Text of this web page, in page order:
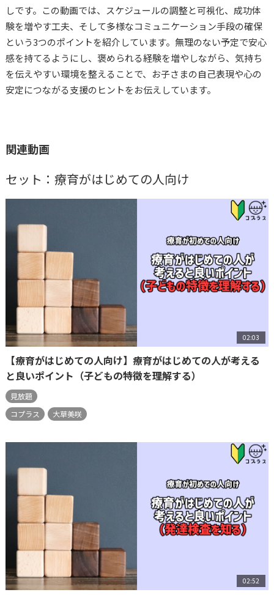
おすすめ動画
コプラス 大草美咲
しです。この動画では、スケジュールの調整と可視化、成功体
験を増やす工夫、そして多様なコミュニケーション手段の確保
という3つのポイントを紹介しています。無理のない予定で安心
感を持てるようにし、褒められる経験を増やしながら、気持ち
を伝えやすい環境を整えることで、お子さまの自己表現や心の
安定につながる支援のヒントをお伝えしています。
関連動画
セット：療育がはじめての人向け
02:03
【療育がはじめての人向け】療育がはじめての人が考える
と良いポイント（子どもの特徴を理解する）
見放題
コプラス
大草美咲
02:52